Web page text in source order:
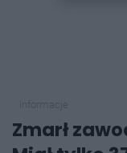
Zmarł